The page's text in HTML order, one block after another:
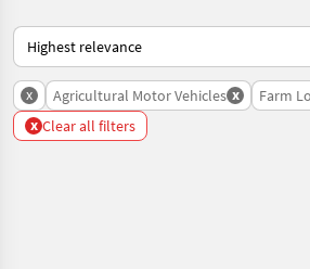
This is how sorting works on Landwirt.com
x Agricultural Motor Vehicles x Farm
x Clear all filters